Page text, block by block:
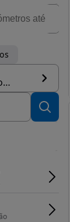
Meixomil, concelho Paços de Ferreira